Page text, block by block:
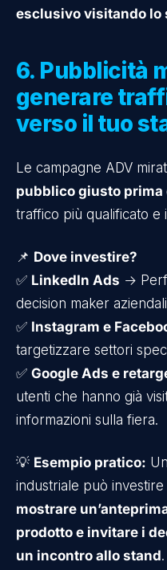
esclusivo visitando lo
6. Pubblicità
generare
verso il tuo
Le campagne ADV
pubblico giusto prima
traffico più qualificato e
📌 Dove investire?
✅ LinkedIn Ads →
decision maker
✅ Instagram e
targetizzare settori
✅ Google Ads e
utenti che hanno già
informazioni sulla fiera.
💡 Esempio pratico:
industriale può investire
mostrare
prodotto e invitare i
un incontro allo stand.